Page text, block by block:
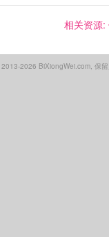
相关资源:
2013-2026 BiXiongWei.com, 保